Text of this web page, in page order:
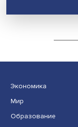
В
парниковых
влияние